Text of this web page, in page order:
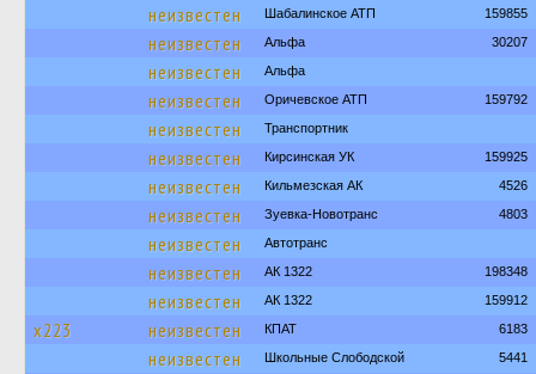
неизвестен Шабалинское АТП 159855
неизвестен Альфа 30207
неизвестен Альфа
неизвестен Оричевское АТП 159792
неизвестен Транспортник
неизвестен Кирсинская УК 159925
неизвестен Кильмезская АК 4526
неизвестен Зуевка-Новотранс 4803
неизвестен Автотранс
неизвестен АК 1322 198348
неизвестен АК 1322 159912
х223 неизвестен КПАТ 6183
неизвестен Школьные Слободской 5441